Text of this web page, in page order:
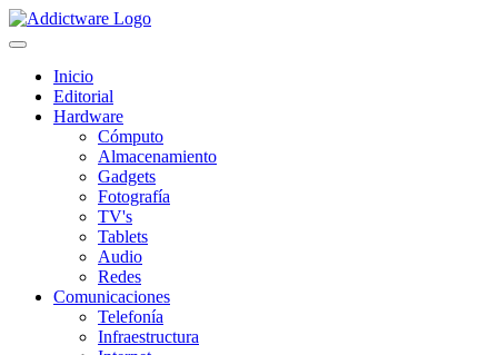
Inicio
Editorial
Hardware
Cómputo
Almacenamiento
Gadgets
Fotografía
TV's
Tablets
Audio
Redes
Comunicaciones
Telefonía
Infraestructura